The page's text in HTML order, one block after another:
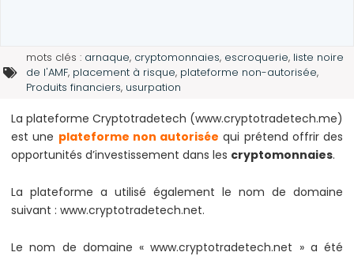
mots clés : arnaque, cryptomonnaies, escroquerie, liste noire
de l'AMF, placement à risque, plateforme non-autorisée,
Produits financiers, usurpation
La plateforme Cryptotradetech (www.cryptotradetech.me)
est une plateforme non autorisée qui prétend offrir des
opportunités d’investissement dans les cryptomonnaies.
La plateforme a utilisé également le nom de domaine
suivant : www.cryptotradetech.net.
Le nom de domaine « www.cryptotradetech.net » a été